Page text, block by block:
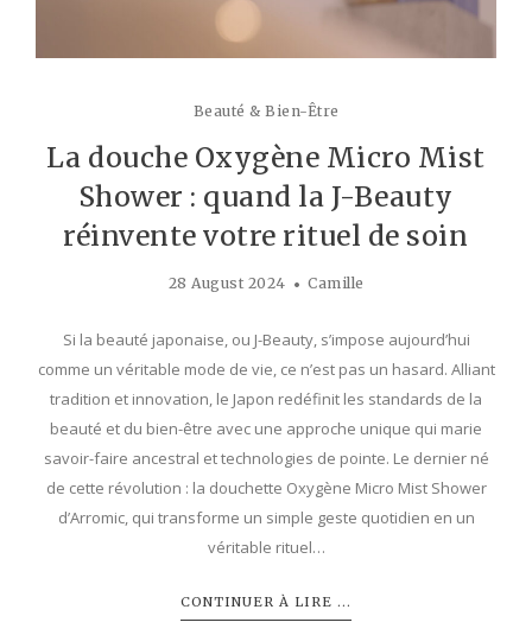
Beauté & Bien-Être
La douche Oxygène Micro Mist
Shower : quand la J-Beauty
réinvente votre rituel de soin
28 August 2024 Camille
Si la beauté japonaise, ou J-Beauty, s’impose aujourd’hui
comme un véritable mode de vie, ce n’est pas un hasard. Alliant
tradition et innovation, le Japon redéfinit les standards de la
beauté et du bien-être avec une approche unique qui marie
savoir-faire ancestral et technologies de pointe. Le dernier né
de cette révolution : la douchette Oxygène Micro Mist Shower
d’Arromic, qui transforme un simple geste quotidien en un
véritable rituel…
CONTINUER À LIRE ...